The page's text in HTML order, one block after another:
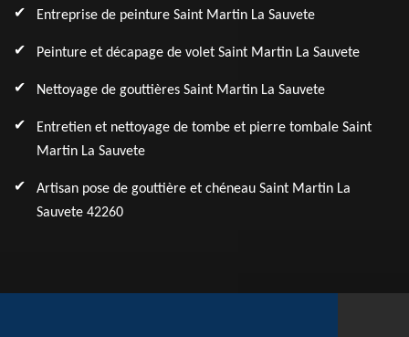
Entreprise de peinture Saint Martin La Sauvete
Peinture et décapage de volet Saint Martin La Sauvete
Nettoyage de gouttières Saint Martin La Sauvete
Entretien et nettoyage de tombe et pierre tombale Saint
Martin La Sauvete
Artisan pose de gouttière et chéneau Saint Martin La
Sauvete 42260